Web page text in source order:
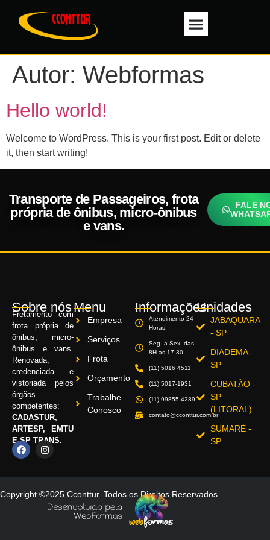
Autor: Webformas
Hello world!
Welcome to WordPress. This is your first post. Edit or delete
it, then start writing!
Transporte de Passageiros, frota
própria de ônibus, micro-ônibus
e vans.
FALE
Sobre nós
Fretamento com
frota própria de
ônibus, micro-
ônibus e vans.
Renovada,
credenciada e
vistoriada pelos
órgãos
competentes:
CADASTUR,
ARTESP, EMTU
E SP TRANS.
Menu
Empresa
Serviços
Frota
Orçamento
Trabalhe
Conosco
Informações
Atendimento 24
Horas!
Seg. a Sex. das
8H as 17:30
(11) 5016 4511
(11) 5017-1931
(11) 99855 4289
contato@cconttur.com.br
Unidades
JABAQUARA
- SP
DIADEMA -
SP
CUBATÃO -
SP
(LITORAL)
SUMARÉ -
SP
Copyright ©2025 Cconttur. Todos os Direitos Reservados